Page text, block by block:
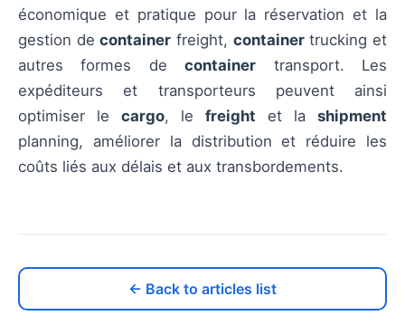
économique et pratique pour la réservation et la
gestion decontainer freight, containertrucking et
autres formes decontainer transport. Les
expéditeurs et transporteurs peuvent ainsi
optimiser le cargo, le freight et la shipment
planning, améliorer la distribution et réduire les
coûts liés aux délais et aux transbordements.
← Back to articles list